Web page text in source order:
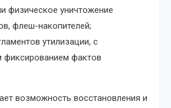
физическое уничтожение
флеш-накопителей;
утилизации, с
фиксированием фактов
возможность восстановления и